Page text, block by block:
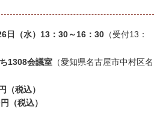
日（水）13：30～16：30 （受付13：
1308会議室 （愛知県名古屋市中村区名
（税込）
（税込）